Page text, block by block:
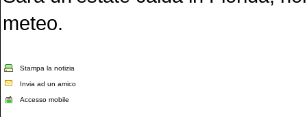
meteo.
Stampa la notizia
Invia ad un amico
Accesso mobile